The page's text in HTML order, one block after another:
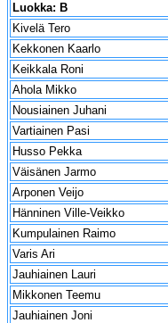
Luokka: B
Kivelä Tero
Kekkonen Kaarlo
Keikkala Roni
Ahola Mikko
Nousiainen Juhani
Vartiainen Pasi
Husso Pekka
Väisänen Jarmo
Arponen Veijo
Hänninen Ville-Veikko
Kumpulainen Raimo
Varis Ari
Jauhiainen Lauri
Mikkonen Teemu
Jauhiainen Joni